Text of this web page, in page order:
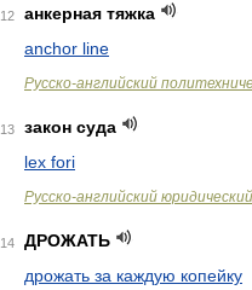
12
анкерная тяжка
anchor line
Русско-английский
13
закон суда
lex fori
Русско-английский
14
ДРОЖАТЬ
дрожать за каждую копейку